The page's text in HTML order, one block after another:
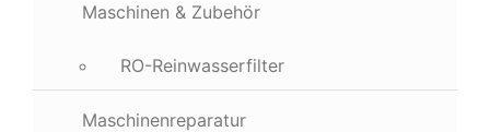
Maschinen & Zubehör
RO-Reinwasserfilter
Maschinenreparatur